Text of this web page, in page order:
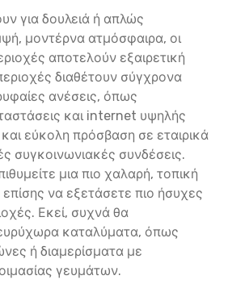
για δουλειά ή απλώς
μοντέρνα ατμόσφαιρα, οι
αποτελούν εξαιρετική
διαθέτουν σύγχρονα
ανέσεις, όπως
και internet υψηλής
εύκολη πρόσβαση σε εταιρικά
συγκοινωνιακές συνδέσεις.
μια πιο χαλαρή, τοπική
επίσης να εξετάσετε πιο ήσυχες
Εκεί, συχνά θα
καταλύματα, όπως
ή διαμερίσματα με
γευμάτων.